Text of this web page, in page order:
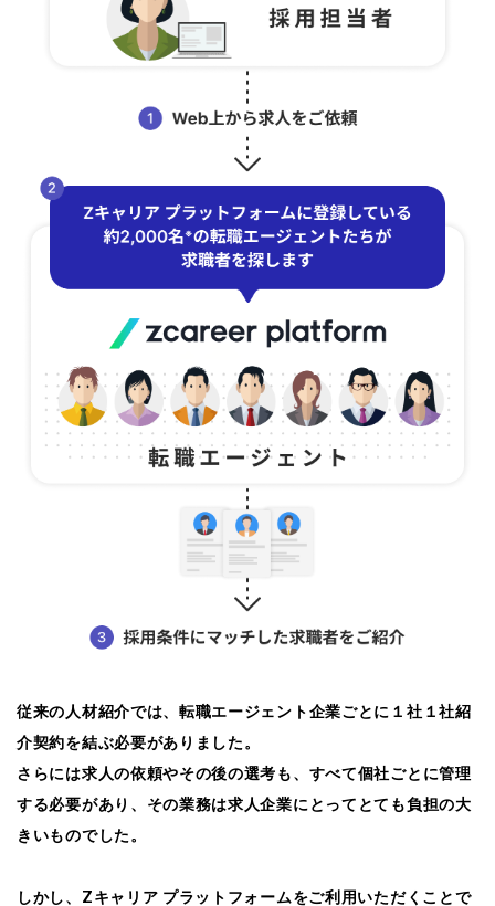
従来の人材紹介では、転職エージェント企業ごとに１社１社紹
介契約を結ぶ必要がありました。
さらには求人の依頼やその後の選考も、すべて個社ごとに管理
する必要があり、その業務は求人企業にとってとても負担の大
きいものでした。
しかし、Zキャリア プラットフォームをご利用いただくことで